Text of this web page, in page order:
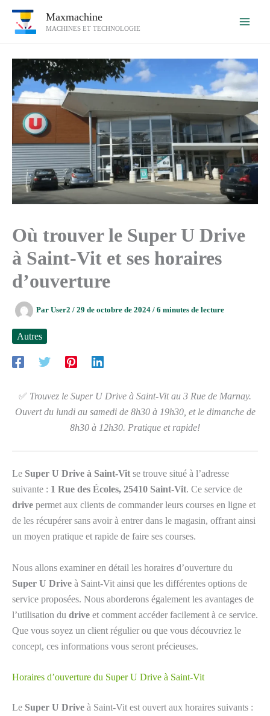
Maxmachine
MACHINES ET TECHNOLOGIE
Où trouver le Super U Drive
à Saint-Vit et ses horaires
d’ouverture
Par User2 / 29 de octobre de 2024 / 6 minutes de lecture
Autres
✅ Trouvez le Super U Drive à Saint-Vit au 3 Rue de Marnay.
Ouvert du lundi au samedi de 8h30 à 19h30, et le dimanche de
8h30 à 12h30. Pratique et rapide!
Le Super U Drive à Saint-Vit se trouve situé à l’adresse
suivante : 1 Rue des Écoles, 25410 Saint-Vit. Ce service de
drive permet aux clients de commander leurs courses en ligne et
de les récupérer sans avoir à entrer dans le magasin, offrant ainsi
un moyen pratique et rapide de faire ses courses.
Nous allons examiner en détail les horaires d’ouverture du
Super U Drive à Saint-Vit ainsi que les différentes options de
service proposées. Nous aborderons également les avantages de
l’utilisation du drive et comment accéder facilement à ce service.
Que vous soyez un client régulier ou que vous découvriez le
concept, ces informations vous seront précieuses.
Horaires d’ouverture du Super U Drive à Saint-Vit
Le Super U Drive à Saint-Vit est ouvert aux horaires suivants :